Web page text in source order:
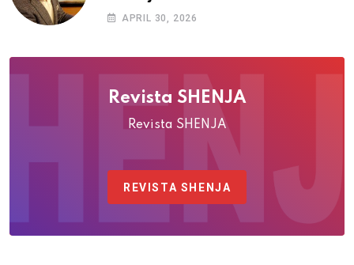
APRIL 30, 2026
Revista SHENJA
Revista SHENJA
REVISTA SHENJA